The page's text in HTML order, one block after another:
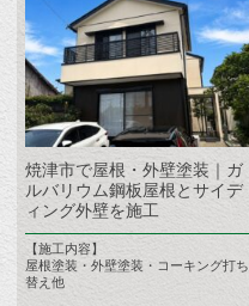
焼津市で屋根・外壁塗装｜ガ
ルバリウム鋼板屋根とサイデ
ィング外壁を施工
【施工内容】
屋根塗装・外壁塗装・コーキング打ち
替え他